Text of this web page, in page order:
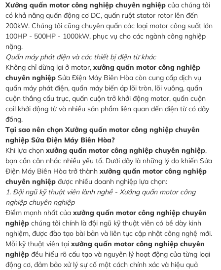
Xưởng quấn motor công nghiệp chuyên nghiệp của chúng tôi
có khả năng quấn động cơ DC, quấn ruột stator rotor lên đến
200kW. Chúng tôi cũng chuyên quấn các loại motor công suất lớn
100HP - 500HP - 1000kW, phục vụ cho các ngành công nghiệp
nặng.
Quấn máy phát điện và các thiết bị điện từ khác
Không chỉ dừng lại ở motor,xưởng quấn motor công nghiệp
chuyên nghiệp Sửa Điện Máy Biên Hòa còn cung cấp dịch vụ
quấn máy phát điện, quấn máy biến áp lõi tròn, lõi vuông, quấn
cuộn thắng cẩu trục, quấn cuộn trở khởi động motor, quấn cuộn
coil khởi động từ và nhiều sản phẩm liên quan đến điện từ có dây
đồng.
Tại sao nên chọn Xưởng quấn motor công nghiệp chuyên
nghiệp Sửa Điện Máy Biên Hòa?
Khi lựa chọnxưởng quấn motor công nghiệp chuyên nghiệp,
bạn cần cân nhắc nhiều yếu tố. Dưới đây là những lý do khiến Sửa
Điện Máy Biên Hòa trở thànhxưởng quấn motor công nghiệp
chuyên nghiệp được nhiều doanh nghiệp lựa chọn:
1. Đội ngũ kỹ thuật viên lành nghề - Xưởng quấn motor công
nghiệp chuyên nghiệp
Điểm mạnh nhất củaxưởng quấn motor công nghiệp chuyên
nghiệp chúng tôi chính là đội ngũ kỹ thuật viên có bề dày kinh
nghiệm, được đào tạo bài bản và liên tục cập nhật công nghệ mới.
Mỗi kỹ thuật viên tạixưởng quấn motor công nghiệp chuyên
nghiệp đều hiểu rõ cấu tạo và nguyên lý hoạt động của từng loại
động cơ, đảm bảo xử lý sự cố một cách chính xác và hiệu quả